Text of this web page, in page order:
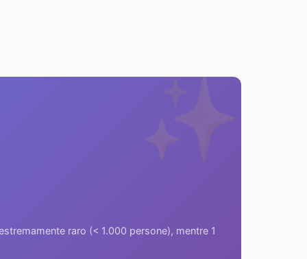
✨
raro (< 1.000 persone), mentre 1